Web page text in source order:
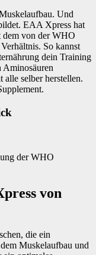
Und
EAA Xpress hat
dem von der WHO
So kannst
dein Training
Aminosäuren
alle selber herstellen.
der WHO
von
die ein
Muskelaufbau und